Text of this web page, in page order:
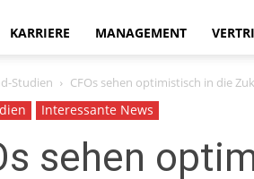
KARRIERE MANAGEMENT
Studien CFOs sehen optimistisch in die
Interessante News
sehen